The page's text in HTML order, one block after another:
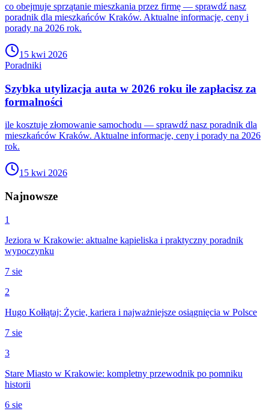
co obejmuje sprzątanie mieszkania przez firmę — sprawdź nasz
poradnik dla mieszkańców Kraków. Aktualne informacje, ceny i
porady na 2026 rok.
15 kwi 2026
Poradniki
Szybka utylizacja auta w 2026 roku ile zapłacisz za
formalności
ile kosztuje złomowanie samochodu — sprawdź nasz poradnik dla
mieszkańców Kraków. Aktualne informacje, ceny i porady na 2026
rok.
15 kwi 2026
Najnowsze
1
Jeziora w Krakowie: aktualne kąpieliska i praktyczny poradnik
wypoczynku
7 sie
2
Hugo Kołłątaj: Życie, kariera i najważniejsze osiągnięcia w Polsce
7 sie
3
Stare Miasto w Krakowie: kompletny przewodnik po pomniku
historii
6 sie